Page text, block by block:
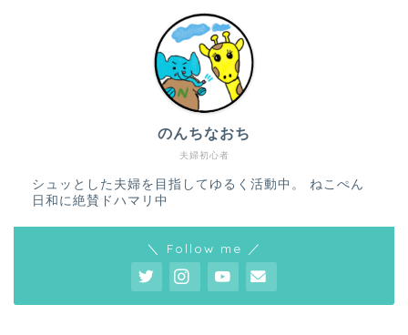
夫婦初心者
のんちなおち
シュッとした夫婦を目指してゆるく活動中。 ねこぺん
日和に絶賛ドハマリ中
＼ Follow me ／